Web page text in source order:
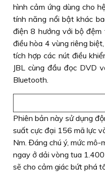
hình cảm ứng dùng cho
tính năng nổi bật khác
điện 8 hướng với bộ
điều hòa 4 vùng riêng
tích hợp các nút điều
JBL cùng đầu đọc DVD
Bluetooth.
Phiên bản này sử dụng
suất cực đại 156 mã lực
Nm. Đáng chú ý, mức
ngay ở dải vòng tua
sẽ cho cảm giác bứt phá